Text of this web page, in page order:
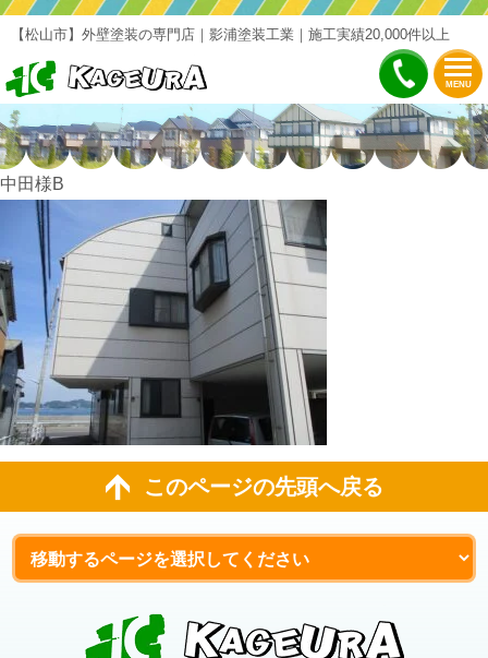
MENU
【松山市】外壁塗装の専門店｜影浦塗装工業｜施工実績20,000件以上
中田様B
このページの先頭へ戻る